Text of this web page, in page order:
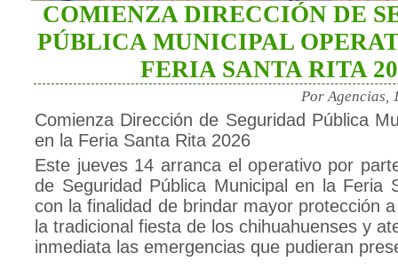
COMIENZA DIRECCIÓN DE
PÚBLICA MUNICIPAL
FERIA SANTA RITA
Por Agencias,
Comienza Dirección de Seguridad Pública
en la Feria Santa Rita 2026
Este jueves 14 arranca el operativo por
de Seguridad Pública Municipal en la Feria
con la finalidad de brindar mayor protección
la tradicional fiesta de los chihuahuenses y
inmediata las emergencias que pudieran